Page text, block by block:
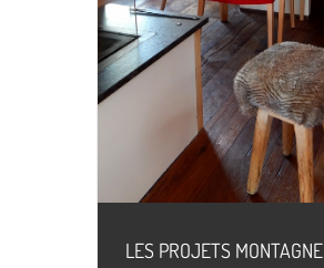
LES PROJETS MONTAGNE